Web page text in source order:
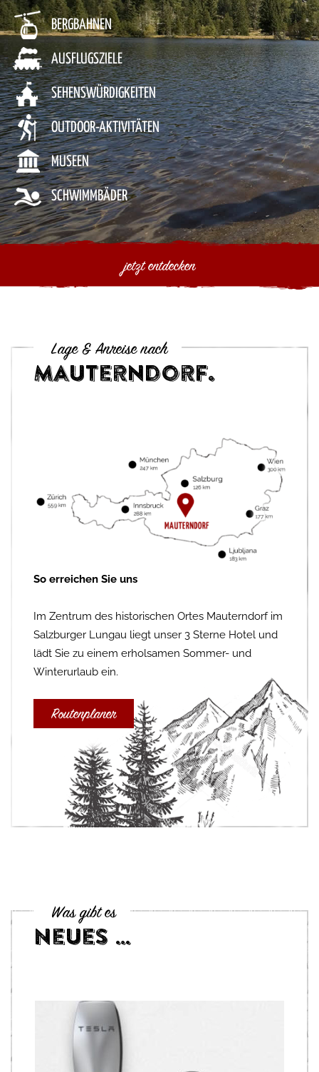
BERGBAHNEN
AUSFLUGSZIELE
SEHENSWÜRDIGKEITEN
OUTDOOR-AKTIVITÄTEN
MUSEEN
SCHWIMMBÄDER
jetzt entdecken
Lage & Anreise nach
Mauterndorf.
So erreichen Sie uns
Im Zentrum des historischen Ortes Mauterndorf im
Salzburger Lungau liegt unser 3 Sterne Hotel und
lädt Sie zu einem erholsamen Sommer- und
Winterurlaub ein.
Routenplaner
Was gibt es
Neues …